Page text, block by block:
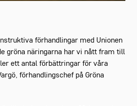
förhandlingar med Unionen
gröna näringarna har vi nått fram till
ett antal förbättringar för våra
förhandlingschef på Gröna